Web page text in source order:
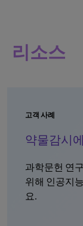
리소스
고객 사례
약물감시
과학문헌 연
위해 인공지
요.